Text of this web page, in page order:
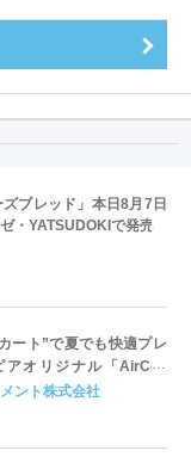
ブレッド」本日8月7日
・YATSUDOKIで発売
ート”で夏でも快適プレ
リジナル「AirCon
入 | ＰＧＭ
ント株式会社